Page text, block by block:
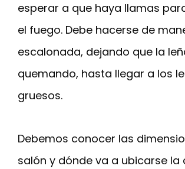
esperar a que haya llamas
el fuego. Debe hacerse de
escalonada, dejando que la
quemando, hasta llegar a los
gruesos.
Debemos conocer las
salón y dónde va a ubicarse la